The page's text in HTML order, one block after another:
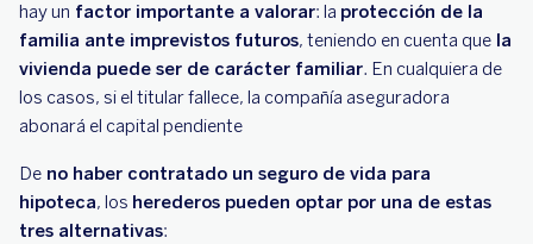
hay un factor importante a valorar: la protección de la
familia ante imprevistos futuros, teniendo en cuenta que la
vivienda puede ser de carácter familiar. En cualquiera de
los casos, si el titular fallece, la compañía aseguradora
abonará el capital pendiente
De no haber contratado un seguro de vida para
hipoteca, los herederos pueden optar por una de estas
tres alternativas: